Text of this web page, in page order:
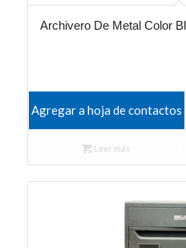
Archivero De Metal Color
Agregar a hoja de contactos
Leer más